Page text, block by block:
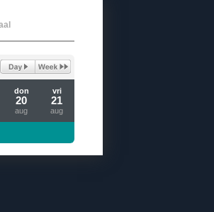
don
20
aug
vri
21
aug